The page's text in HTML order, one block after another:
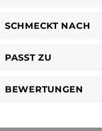
SCHMECKT NACH
PASST ZU
BEWERTUNGEN